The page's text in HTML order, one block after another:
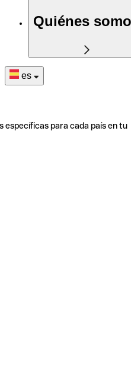
Quiénes
es
específicas para cada país en tu